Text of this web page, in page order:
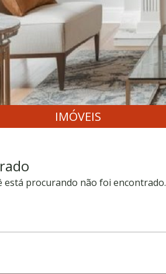
IMÓVEIS
está procurando não foi encontrado.